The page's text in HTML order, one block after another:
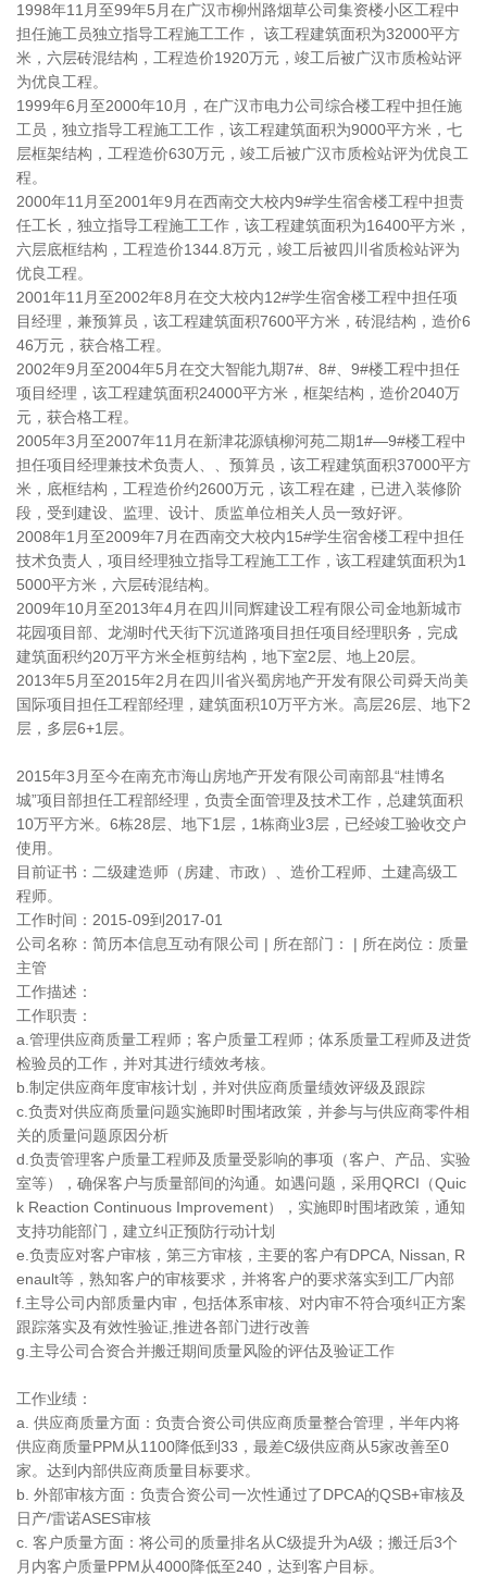
1998年11月至99年5月在广汉市柳州路烟草公司集资楼小区工程中
担任施工员独立指导工程施工工作， 该工程建筑面积为32000平方
米，六层砖混结构，工程造价1920万元，竣工后被广汉市质检站评
为优良工程。
1999年6月至2000年10月，在广汉市电力公司综合楼工程中担任施
工员，独立指导工程施工工作，该工程建筑面积为9000平方米，七
层框架结构，工程造价630万元，竣工后被广汉市质检站评为优良工
程。
2000年11月至2001年9月在西南交大校内9#学生宿舍楼工程中担责
任工长，独立指导工程施工工作，该工程建筑面积为16400平方米，
六层底框结构，工程造价1344.8万元，竣工后被四川省质检站评为
优良工程。
2001年11月至2002年8月在交大校内12#学生宿舍楼工程中担任项
目经理，兼预算员，该工程建筑面积7600平方米，砖混结构，造价6
46万元，获合格工程。
2002年9月至2004年5月在交大智能九期7#、8#、9#楼工程中担任
项目经理，该工程建筑面积24000平方米，框架结构，造价2040万
元，获合格工程。
2005年3月至2007年11月在新津花源镇柳河苑二期1#—9#楼工程中
担任项目经理兼技术负责人、、预算员，该工程建筑面积37000平方
米，底框结构，工程造价约2600万元，该工程在建，已进入装修阶
段，受到建设、监理、设计、质监单位相关人员一致好评。
2008年1月至2009年7月在西南交大校内15#学生宿舍楼工程中担任
技术负责人，项目经理独立指导工程施工工作，该工程建筑面积为1
5000平方米，六层砖混结构。
2009年10月至2013年4月在四川同辉建设工程有限公司金地新城市
花园项目部、龙湖时代天街下沉道路项目担任项目经理职务，完成
建筑面积约20万平方米全框剪结构，地下室2层、地上20层。
2013年5月至2015年2月在四川省兴蜀房地产开发有限公司舜天尚美
国际项目担任工程部经理，建筑面积10万平方米。高层26层、地下2
层，多层6+1层。
2015年3月至今在南充市海山房地产开发有限公司南部县“桂博名
城”项目部担任工程部经理，负责全面管理及技术工作，总建筑面积
10万平方米。6栋28层、地下1层，1栋商业3层，已经竣工验收交户
使用。
目前证书：二级建造师（房建、市政）、造价工程师、土建高级工
程师。
工作时间：2015-09到2017-01
公司名称：简历本信息互动有限公司 | 所在部门： | 所在岗位：质量
主管
工作描述：
工作职责：
a.管理供应商质量工程师；客户质量工程师；体系质量工程师及进货
检验员的工作，并对其进行绩效考核。
b.制定供应商年度审核计划，并对供应商质量绩效评级及跟踪
c.负责对供应商质量问题实施即时围堵政策，并参与与供应商零件相
关的质量问题原因分析
d.负责管理客户质量工程师及质量受影响的事项（客户、产品、实验
室等），确保客户与质量部间的沟通。如遇问题，采用QRCI（Quic
k Reaction Continuous Improvement），实施即时围堵政策，通知
支持功能部门，建立纠正预防行动计划
e.负责应对客户审核，第三方审核，主要的客户有DPCA, Nissan, R
enault等，熟知客户的审核要求，并将客户的要求落实到工厂内部
f.主导公司内部质量内审，包括体系审核、对内审不符合项纠正方案
跟踪落实及有效性验证,推进各部门进行改善
g.主导公司合资合并搬迁期间质量风险的评估及验证工作
工作业绩：
a. 供应商质量方面：负责合资公司供应商质量整合管理，半年内将
供应商质量PPM从1100降低到33，最差C级供应商从5家改善至0
家。达到内部供应商质量目标要求。
b. 外部审核方面：负责合资公司一次性通过了DPCA的QSB+审核及
日产/雷诺ASES审核
c. 客户质量方面：将公司的质量排名从C级提升为A级；搬迁后3个
月内客户质量PPM从4000降低至240，达到客户目标。